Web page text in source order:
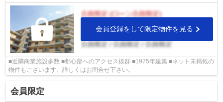
会員登録をして限定物件を見る
■近隣商業施設多数 ■都心部へのアクセス抜群 ■1975年建築 ■ネット未掲載の
物件もございます、詳しくはお問合せ下さい。
会員限定